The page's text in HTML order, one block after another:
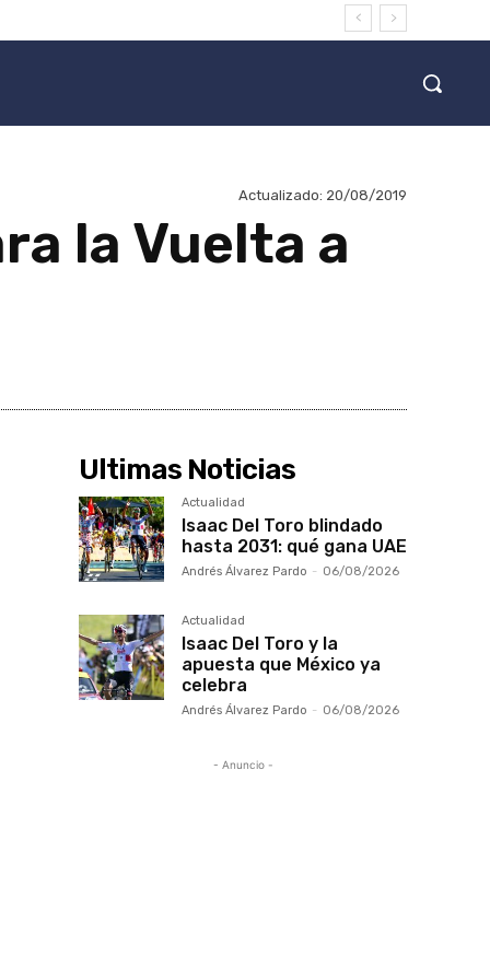
Actualizado: 20/08/2019
la Vuelta a
Ultimas Noticias
Actualidad
Isaac Del Toro blindado
hasta 2031: qué gana UAE
Andrés Álvarez Pardo - 06/08/2026
Actualidad
Isaac Del Toro y la
apuesta que México ya
celebra
Andrés Álvarez Pardo - 06/08/2026
- Anuncio -